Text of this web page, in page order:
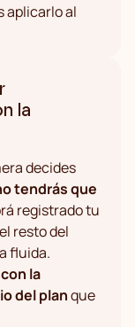
aplicarlo al
la
decides
tendrás que
registrado tu
resto del
fluida.
la
del planque